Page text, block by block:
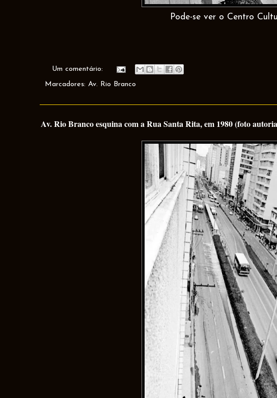
Pode-se ver o Centro
Um comentário:
Marcadores: Av. Rio Branco
Av. Rio Branco esquina com a Rua Santa Rita, em 1980 (foto